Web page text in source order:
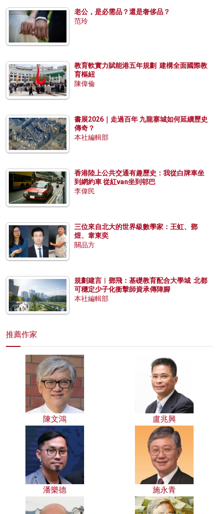
老公，是必需品？還是奢侈品？
范玲
教育軟實力賦能港五年規劃 建構全面國際教
育樞紐
陳偉倫
書展2026｜走過百年 九龍寨城如何延續歷史
傳奇？
本社編輯部
香港陸上公共交通有趣歷史：我從白牌車坐
到網約車 從紅van坐到邨巴
李偉民
三位來自北大的世界級數學家：王虹、鄧
煜、韋東奕
關品方
規劃建言︱鄧飛：基礎教育配合大學城 北都
可穩定少子化衝擊師資承傳陣腳
本社編輯部
推薦作家
陳文鴻 盧兆興
潘樂德 施永青